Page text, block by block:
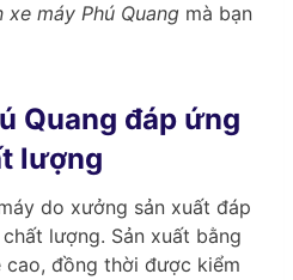
xe máy Phú Quang mà bạn
Quang đáp ứng
lượng
do xưởng sản xuất đáp
lượng. Sản xuất bằng
cao, đồng thời được kiểm